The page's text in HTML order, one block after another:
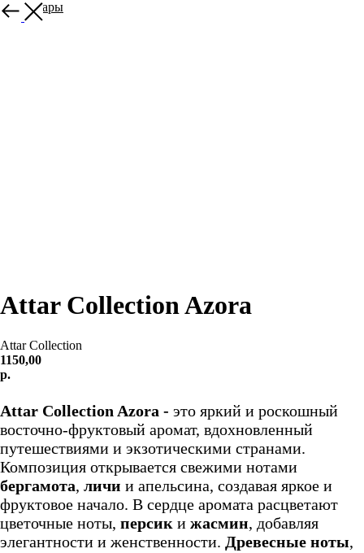
Все товары
Attar Collection Azora
Attar Collection
1150,00
р.
Attar Collection Azora - это яркий и роскошный
восточно-фруктовый аромат, вдохновленный
путешествиями и экзотическими странами.
Композиция открывается свежими нотами
бергамота, личи и апельсина, создавая яркое и
фруктовое начало. В сердце аромата расцветают
цветочные ноты, персик и жасмин, добавляя
элегантности и женственности. Древесные ноты,